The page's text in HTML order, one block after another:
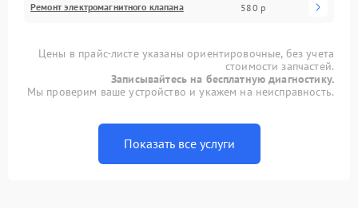
Ремонт электромагнитного клапана 580 р
Цены в прайс-листе указаны ориентировочные, без учета
стоимости запчастей.
Записывайтесь на бесплатную диагностику.
Мы проверим ваше устройство и укажем на неисправность.
Показать все услуги